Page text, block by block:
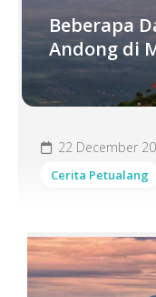
Beberapa
Andong di
22 December
Cerita Petualang